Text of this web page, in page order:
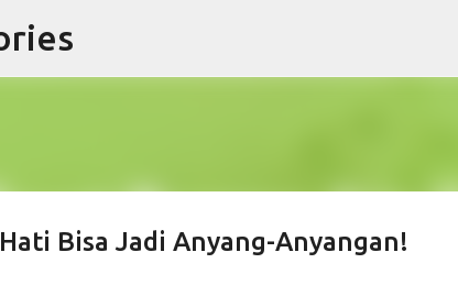
Bisa Jadi Anyang-Anyangan!